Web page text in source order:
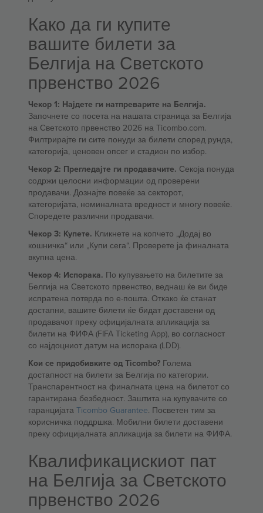
Како да ги купите
вашите билети за
Белгија на Светското
првенство 2026
Чекор 1: Најдете ги натпреварите на Белгија.
Започнете со посета на нашата страница за Белгија
на Светското првенство 2026 на Ticombo.com.
Филтрирајте ги сите понуди за билети според рунда,
категорија, ценовен опсег и стадион по избор.
Чекор 2: Прегледајте ги продавачите. Секоја понуда
содржи целосни информации од проверени
продавачи. Дознајте повеќе за секторот,
категоријата, номиналната вредност и многу повеќе.
Споредете различни продавачи.
Чекор 3: Купете. Кликнете на копчето „Додај во
кошничка“ или „Купи сега“. Проверете ја финалната
вкупна цена.
Чекор 4: Испорака. По купувањето на билетите за
Белгија на Светското првенство, веднаш ќе ви биде
испратена потврда по е-пошта. Откако ќе станат
достапни, вашите билети ќе бидат доставени од
продавачот преку официјалната апликација за
билети на ФИФА (FIFA Ticketing App), во согласност
со најдоцниот датум на испорака (LDD).
Кои се придобивките од Ticombo? Голема
достапност на билети за Белгија по категории.
Транспарентност на финалната цена на билетот со
гарантирана безбедност. Заштита на купувачите со
гаранцијата Ticombo Guarantee. Посветен тим за
корисничка поддршка. Мобилни билети доставени
преку официјалната апликација за билети на ФИФА.
Квалификацискиот пат
на Белгија за Светското
првенство 2026